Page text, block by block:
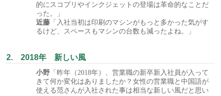
的にスコプリやインクジェットの登場は革命的なことだ
った。」
近藤 「入社当初は印刷のマシンがもっと多かった気がす
るけど、スペースもマシンの台数も減ったよね。」
2. 2018年 新しい風
小野 「昨年（2018年）、営業職の新卒新入社員が入って
きて何か変化はありましたか？女性の営業職と中国語が
使える范さんが入社された事は相当な新しい風だと思い